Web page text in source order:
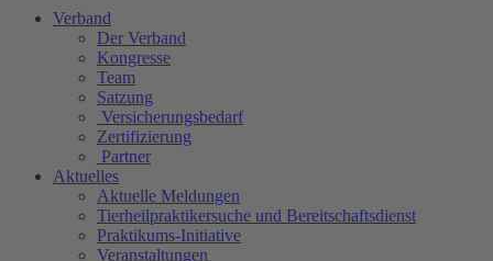
Verband
Der Verband
Kongresse
Team
Satzung
Versicherungsbedarf
Zertifizierung
Partner
Aktuelles
Aktuelle Meldungen
Tierheilpraktikersuche und Bereitschaftsdienst
Praktikums-Initiative
Veranstaltungen